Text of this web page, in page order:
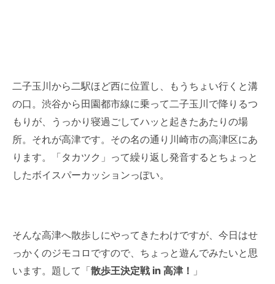
二子玉川から二駅ほど西に位置し、もうちょい行くと溝
の口。渋谷から田園都市線に乗って二子玉川で降りるつ
もりが、うっかり寝過ごしてハッと起きたあたりの場
所。それが高津です。その名の通り川崎市の高津区にあ
ります。「タカツク」って繰り返し発音するとちょっと
したボイスパーカッションっぽい。
そんな高津へ散歩しにやってきたわけですが、今日はせ
っかくのジモコロですので、ちょっと遊んでみたいと思
います。題して「散歩王決定戦 in 高津！ 」